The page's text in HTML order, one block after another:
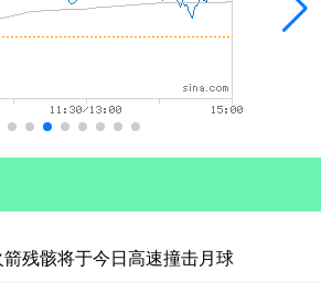
残骸将于今日高速撞击月球